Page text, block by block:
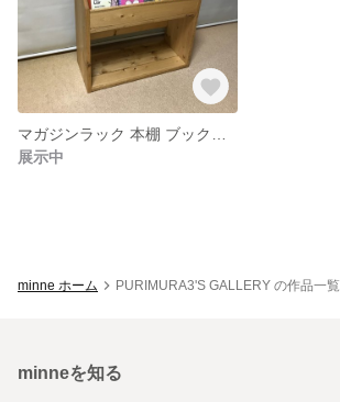
展示中
minne ホーム PURIMURA3'S GALLERY の作品一覧
minneを知る